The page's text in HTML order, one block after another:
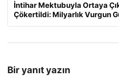
İntihar Mektubuyla Ortaya
Çökertildi: Milyarlık Vurgun
Bir yanıt yazın